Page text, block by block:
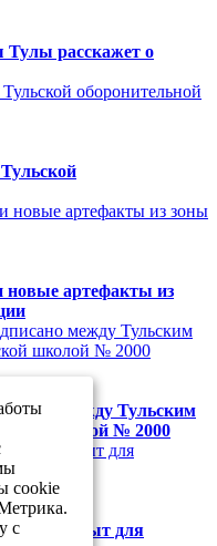
Тулы расскажет о
новые артефакты из
между Тульским
школой № 2000
закрыт для
cookie
с